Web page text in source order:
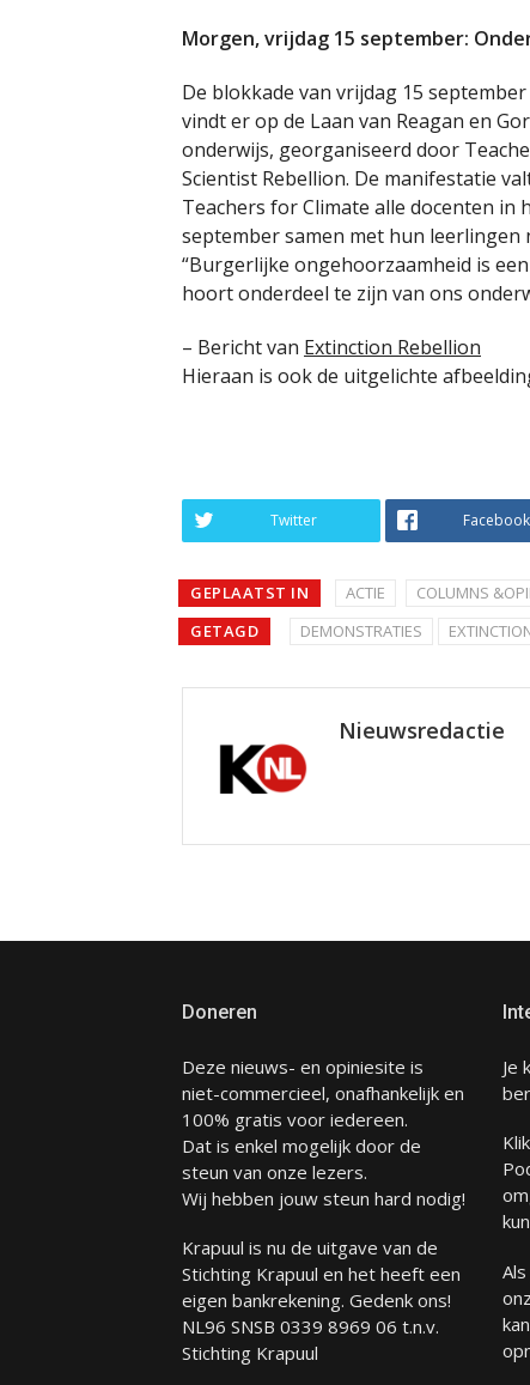
Morgen, vrijdag 15 september:
De blokkade van vrijdag 15
vindt er op de Laan van Reagan en
onderwijs, georganiseerd door
Scientist Rebellion. De manifestatie
Teachers for Climate alle docenten
september samen met hun leerlingen
“Burgerlijke ongehoorzaamheid is
hoort onderdeel te zijn van ons
– Bericht van Extinction Rebellion
Hieraan is ook de uitgelichte
Twitter Facebook
GEPLAATST IN ACTIE COLUMNS
GETAGD
DEMONSTRATIES
Nieuwsredactie
Doneren
Deze nieuws- en opiniesite is
niet-commercieel, onafhankelijk en
100% gratis voor iedereen.
Dat is enkel mogelijk door de
steun van onze lezers.
Wij hebben jouw steun hard nodig!
Krapuul is nu de uitgave van de
Stichting Krapuul en het heeft een
eigen bankrekening. Gedenk ons!
NL96 SNSB 0339 8969 06 t.n.v.
Stichting Krapuul
Je